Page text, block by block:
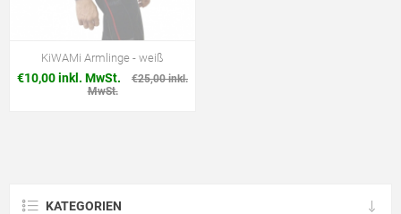
KiWAMi Armlinge - weiß
€10,00 inkl. MwSt.
€25,00 inkl.
MwSt.
KATEGORIEN